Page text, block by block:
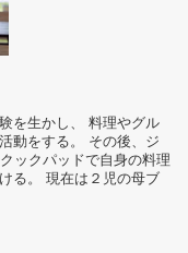
を生かし、 料理やグル
動をする。 その後、ジ
ックパッドで自身の料理
る。 現在は２児の母ブ